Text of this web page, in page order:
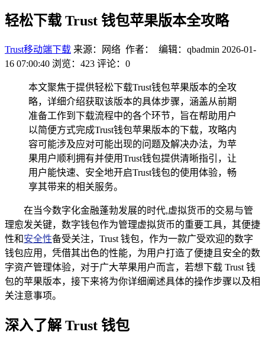
轻松下载 Trust 钱包苹果版本全攻略
Trust移动端下载 来源：网络 作者： 编辑：qbadmin 2026-01-
16 07:00:40 浏览：423 评论：0
本文聚焦于提供轻松下载Trust钱包苹果版本的全攻
略，详细介绍获取该版本的具体步骤，涵盖从前期
准备工作到下载流程中的各个环节，旨在帮助用户
以简便方式完成Trust钱包苹果版本的下载，攻略内
容可能涉及应对可能出现的问题及解决办法，为苹
果用户顺利拥有并使用Trust钱包提供清晰指引，让
用户能快速、安全地开启Trust钱包的使用体验，畅
享其带来的相关服务。
在当今数字化金融蓬勃发展的时代,虚拟货币的交易与管
理愈发关键，数字钱包作为管理虚拟货币的重要工具，其便捷
性和安全性备受关注，Trust 钱包，作为一款广受欢迎的数字
钱包应用，凭借其出色的性能，为用户打造了便捷且安全的数
字资产管理体验，对于广大苹果用户而言，若想下载 Trust 钱
包的苹果版本，接下来将为你详细阐述具体的操作步骤以及相
关注意事项。
深入了解 Trust 钱包